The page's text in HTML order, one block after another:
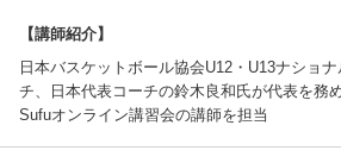
【講師紹介】
日本バスケットボール協会U12・U13ナショ
チ、日本代表コーチの鈴木良和氏が代表を務
Sufuオンライン講習会の講師を担当